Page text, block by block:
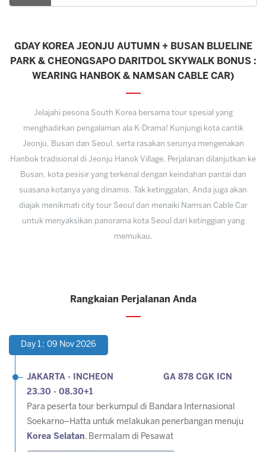
GDAY KOREA JEONJU AUTUMN + BUSAN BLUELINE
PARK & CHEONGSAPO DARITDOL SKYWALK BONUS :
WEARING HANBOK & NAMSAN CABLE CAR)
Jelajahi pesona South Korea bersama tour spesial yang
menghadirkan pengalaman ala K-Drama! Kunjungi kota cantik
Jeonju, Busan dan Seoul, serta rasakan serunya mengenakan
Hanbok tradisional di Jeonju Hanok Village. Perjalanan dilanjutkan ke
Busan, kota pesisir yang terkenal dengan keindahan pantai dan
suasana kotanya yang dinamis. Tak ketinggalan, Anda juga akan
diajak menikmati city tour Seoul dan menaiki Namsan Cable Car
untuk menyaksikan panorama kota Seoul dari ketinggian yang
memukau.
Rangkaian Perjalanan Anda
Day 1 : 09 Nov 2026
JAKARTA - INCHEON GA 878 CGK ICN
23.30 - 08.30+1
Para peserta tour berkumpul di Bandara Internasional
Soekarno–Hatta untuk melakukan penerbangan menuju
Korea Selatan. Bermalam di Pesawat